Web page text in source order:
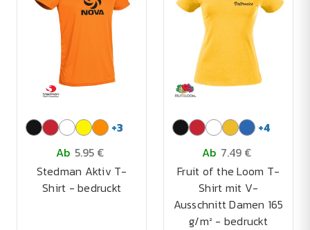
+3
Ab 5.95 €
Stedman Aktiv T-
Shirt - bedruckt
+4
Ab 7.49 €
Fruit of the Loom T-
Shirt mit V-
Ausschnitt Damen 165
g/m² - bedruckt